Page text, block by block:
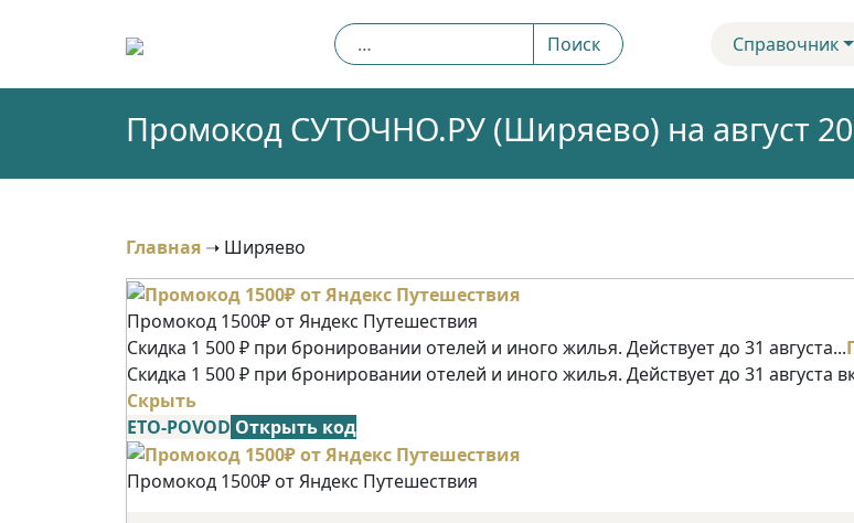
Найти: Поиск Справочник
Промокод СУТОЧНО.РУ (Ширяево) на август
Главная ➝ Ширяево
Промокод 1500₽ от Яндекс Путешествия
Скидка 1 500 ₽ при бронировании отелей и иного жилья. Действует до 31 августа...
Скидка 1 500 ₽ при бронировании отелей и иного жилья. Действует до 31 августа
Скрыть
ETO-POVOD Открыть код
Промокод 1500₽ от Яндекс Путешествия